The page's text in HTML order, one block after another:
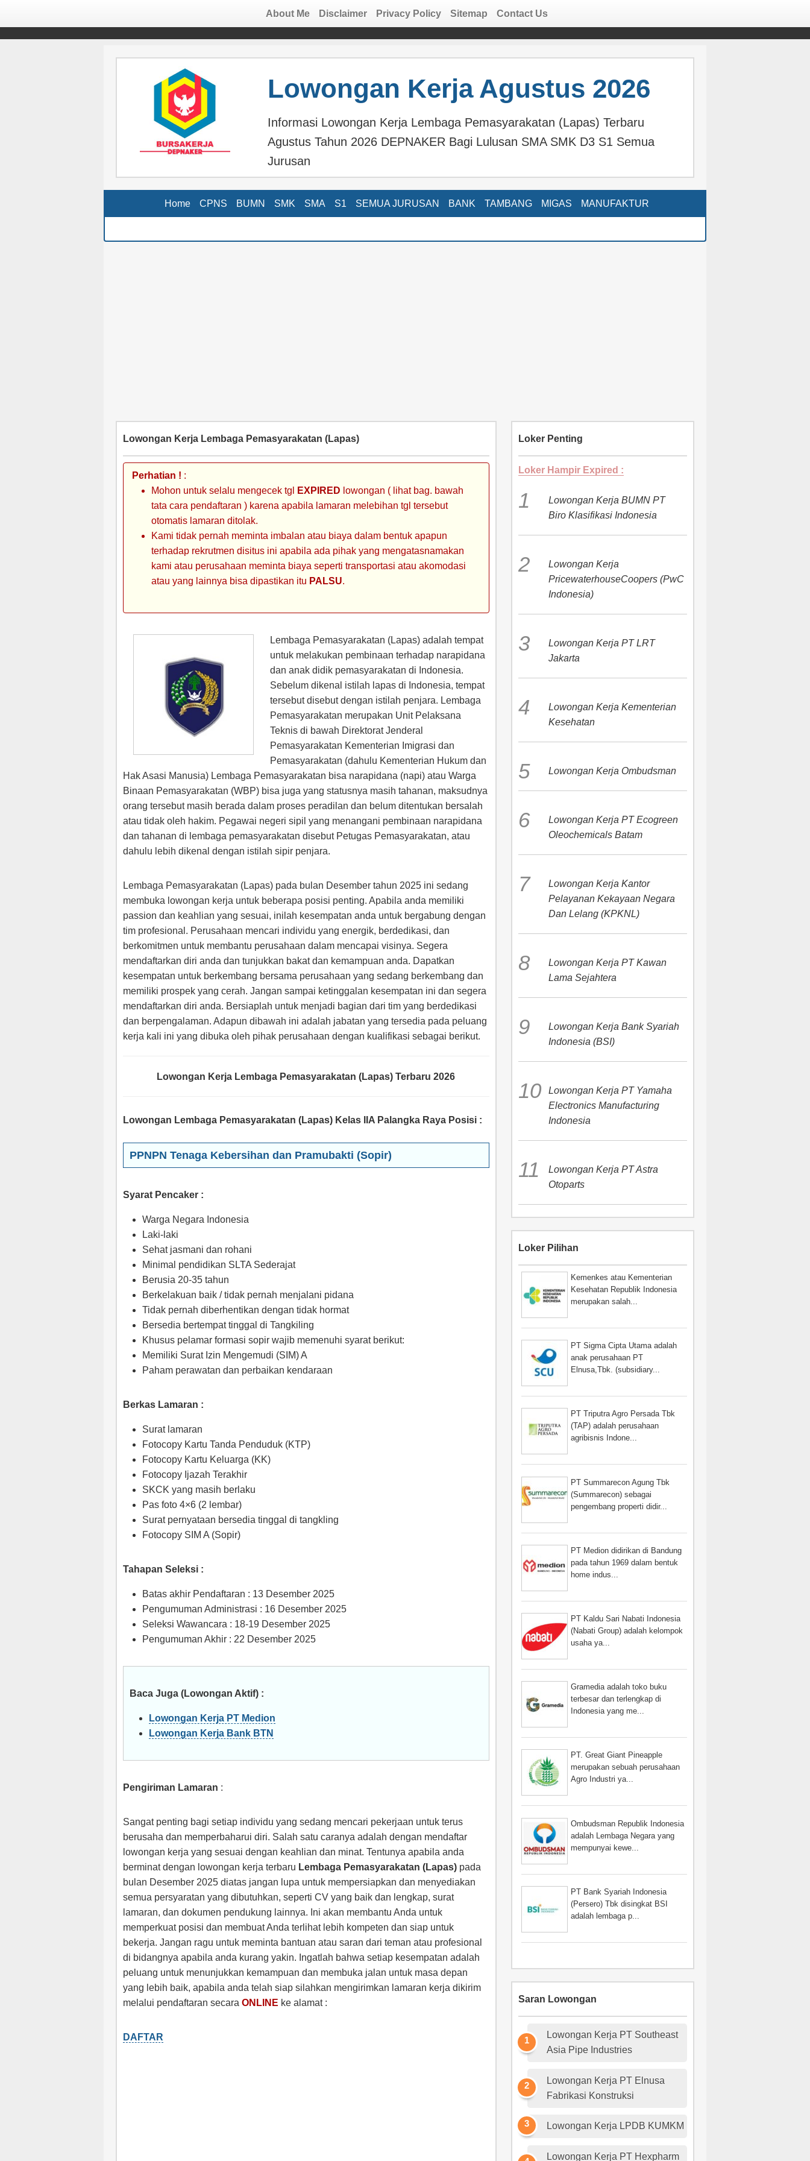
About Me Disclaimer Privacy Policy Sitemap Contact Us
Lowongan Kerja Agustus 2026
Informasi Lowongan Kerja Lembaga Pemasyarakatan (Lapas) Terbaru
Agustus Tahun 2026 DEPNAKER Bagi Lulusan SMA SMK D3 S1 Semua
Jurusan
Home CPNS BUMN SMK SMA S1 SEMUA JURUSAN BANK TAMBANG MIGAS MANUFAKTUR
Lowongan Kerja Lembaga Pemasyarakatan (Lapas)
Perhatian ! :
Mohon untuk selalu mengecek tgl
EXPIRED lowongan ( lihat bag. bawah
tata cara pendaftaran ) karena apabila lamaran melebihan tgl tersebut
otomatis lamaran ditolak.
Kami tidak pernah meminta imbalan atau biaya dalam bentuk apapun
terhadap rekrutmen disitus ini apabila ada pihak yang mengatasnamakan
kami atau perusahaan meminta biaya seperti transportasi atau akomodasi
atau yang lainnya bisa dipastikan itu PALSU.
Lembaga Pemasyarakatan (Lapas) adalah tempat
untuk melakukan pembinaan terhadap narapidana
dan anak didik pemasyarakatan di Indonesia.
Sebelum dikenal istilah lapas di Indonesia, tempat
tersebut disebut dengan istilah penjara. Lembaga
Pemasyarakatan merupakan Unit Pelaksana
Teknis di bawah Direktorat Jenderal
Pemasyarakatan Kementerian Imigrasi dan
Pemasyarakatan (dahulu Kementerian Hukum dan
Hak Asasi Manusia) Lembaga Pemasyarakatan bisa narapidana (napi) atau Warga
Binaan Pemasyarakatan (WBP) bisa juga yang statusnya masih tahanan, maksudnya
orang tersebut masih berada dalam proses peradilan dan belum ditentukan bersalah
atau tidak oleh hakim. Pegawai negeri sipil yang menangani pembinaan narapidana
dan tahanan di lembaga pemasyarakatan disebut Petugas Pemasyarakatan, atau
dahulu lebih dikenal dengan istilah sipir penjara.
Lembaga Pemasyarakatan (Lapas) pada bulan Desember tahun 2025 ini sedang
membuka lowongan kerja untuk beberapa posisi penting. Apabila anda memiliki
passion dan keahlian yang sesuai, inilah kesempatan anda untuk bergabung dengan
tim profesional. Perusahaan mencari individu yang energik, berdedikasi, dan
berkomitmen untuk membantu perusahaan dalam mencapai visinya. Segera
mendaftarkan diri anda dan tunjukkan bakat dan kemampuan anda. Dapatkan
kesempatan untuk berkembang bersama perusahaan yang sedang berkembang dan
memiliki prospek yang cerah. Jangan sampai ketinggalan kesempatan ini dan segera
mendaftarkan diri anda. Bersiaplah untuk menjadi bagian dari tim yang berdedikasi
dan berpengalaman. Adapun dibawah ini adalah jabatan yang tersedia pada peluang
kerja kali ini yang dibuka oleh pihak perusahaan dengan kualifikasi sebagai berikut.
Lowongan Kerja Lembaga Pemasyarakatan (Lapas) Terbaru 2026
Lowongan Lembaga Pemasyarakatan (Lapas) Kelas IIA Palangka Raya Posisi :
PPNPN Tenaga Kebersihan dan Pramubakti (Sopir)
Syarat Pencaker :
Warga Negara Indonesia
Laki-laki
Sehat jasmani dan rohani
Minimal pendidikan SLTA Sederajat
Berusia 20-35 tahun
Berkelakuan baik / tidak pernah menjalani pidana
Tidak pernah diberhentikan dengan tidak hormat
Bersedia bertempat tinggal di Tangkiling
Khusus pelamar formasi sopir wajib memenuhi syarat berikut:
Memiliki Surat Izin Mengemudi (SIM) A
Paham perawatan dan perbaikan kendaraan
Berkas Lamaran :
Surat lamaran
Fotocopy Kartu Tanda Penduduk (KTP)
Fotocopy Kartu Keluarga (KK)
Fotocopy Ijazah Terakhir
SKCK yang masih berlaku
Pas foto 4×6 (2 lembar)
Surat pernyataan bersedia tinggal di tangkling
Fotocopy SIM A (Sopir)
Tahapan Seleksi :
Batas akhir Pendaftaran : 13 Desember 2025
Pengumuman Administrasi : 16 Desember 2025
Seleksi Wawancara : 18-19 Desember 2025
Pengumuman Akhir : 22 Desember 2025
Baca Juga (Lowongan Aktif) :
Lowongan Kerja PT Medion
Lowongan Kerja Bank BTN
Pengiriman Lamaran :
Sangat penting bagi setiap individu yang sedang mencari pekerjaan untuk terus
berusaha dan memperbaharui diri. Salah satu caranya adalah dengan mendaftar
lowongan kerja yang sesuai dengan keahlian dan minat. Tentunya apabila anda
berminat dengan lowongan kerja terbaru Lembaga Pemasyarakatan (Lapas) pada
bulan Desember 2025 diatas jangan lupa untuk mempersiapkan dan menyediakan
semua persyaratan yang dibutuhkan, seperti CV yang baik dan lengkap, surat
lamaran, dan dokumen pendukung lainnya. Ini akan membantu Anda untuk
memperkuat posisi dan membuat Anda terlihat lebih kompeten dan siap untuk
bekerja. Jangan ragu untuk meminta bantuan atau saran dari teman atau profesional
di bidangnya apabila anda kurang yakin. Ingatlah bahwa setiap kesempatan adalah
peluang untuk menunjukkan kemampuan dan membuka jalan untuk masa depan
yang lebih baik, apabila anda telah siap silahkan mengirimkan lamaran kerja dikirim
melalui pendaftaran secara ONLINE ke alamat :
DAFTAR
Loker Penting
Loker Hampir Expired :
Lowongan Kerja BUMN PT
Biro Klasifikasi Indonesia
Lowongan Kerja
PricewaterhouseCoopers (PwC
Indonesia)
Lowongan Kerja PT LRT
Jakarta
Lowongan Kerja Kementerian
Kesehatan
Lowongan Kerja Ombudsman
Lowongan Kerja PT Ecogreen
Oleochemicals Batam
Lowongan Kerja Kantor
Pelayanan Kekayaan Negara
Dan Lelang (KPKNL)
Lowongan Kerja PT Kawan
Lama Sejahtera
Lowongan Kerja Bank Syariah
Indonesia (BSI)
Lowongan Kerja PT Yamaha
Electronics Manufacturing
Indonesia
Lowongan Kerja PT Astra
Otoparts
Loker Pilihan
Kemenkes atau Kementerian
Kesehatan Republik Indonesia
merupakan salah...
PT Sigma Cipta Utama adalah
anak perusahaan PT
Elnusa,Tbk. (subsidiary...
PT Triputra Agro Persada Tbk
(TAP) adalah perusahaan
agribisnis Indone...
PT Summarecon Agung Tbk
(Summarecon) sebagai
pengembang properti didir...
PT Medion didirikan di Bandung
pada tahun 1969 dalam bentuk
home indus...
PT Kaldu Sari Nabati Indonesia
(Nabati Group) adalah kelompok
usaha ya...
Gramedia adalah toko buku
terbesar dan terlengkap di
Indonesia yang me...
PT. Great Giant Pineapple
merupakan sebuah perusahaan
Agro Industri ya...
Ombudsman Republik Indonesia
adalah Lembaga Negara yang
mempunyai kewe...
PT Bank Syariah Indonesia
(Persero) Tbk disingkat BSI
adalah lembaga p...
Saran Lowongan
Lowongan Kerja PT Southeast
Asia Pipe Industries
Lowongan Kerja PT Elnusa
Fabrikasi Konstruksi
Lowongan Kerja LPDB KUMKM
Lowongan Kerja PT Hexpharm